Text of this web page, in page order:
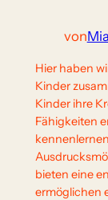
von
Hier haben
Kinder
Kinder ihre
Fähigkeiten
bieten eine
ermöglichen